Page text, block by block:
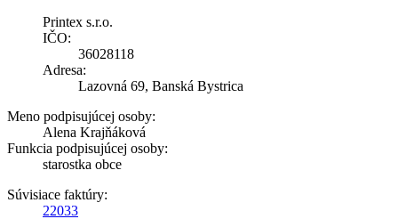
Printex s.r.o.
IČO:
36028118
Adresa:
Lazovná 69, Banská Bystrica
Meno podpisujúcej osoby:
Alena Krajňáková
Funkcia podpisujúcej osoby:
starostka obce
Súvisiace faktúry:
22033